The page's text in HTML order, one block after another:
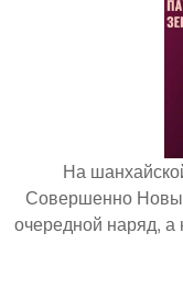
На
Совершенно
очередной наряд,